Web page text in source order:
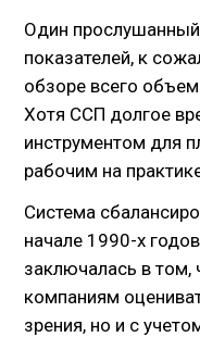
Один
показателей, к
обзоре всего
Хотя ССП долгое
инструментом для
рабочим на
Система
начале 1990-х
заключалась в том,
компаниям
зрения, но и с